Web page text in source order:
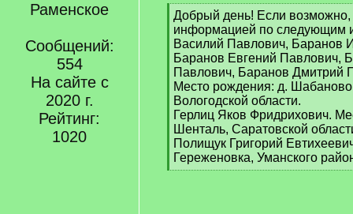
Раменское
Сообщений:
554
На сайте с
2020 г.
Рейтинг:
1020
[
q
]
Добрый день! Если возможно,
информацией по следующим
Василий Павлович, Баранов
Баранов Евгений Павлович,
Павлович, Баранов Дмитрий
Место рождения: д.
Вологодской области.
Герлиц Яков Фридрихович.
Шенталь, Саратовской
Полищук Григорий
Гереженовка, Уманского
[